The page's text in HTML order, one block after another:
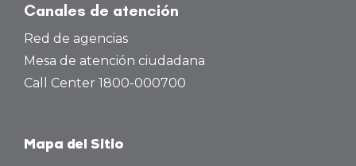
Canales de atención
Red de agencias
Mesa de atención ciudadana
Call Center 1800-000700
Mapa del Sitio